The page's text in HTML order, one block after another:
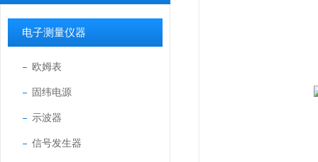
电子测量仪器
欧姆表
固纬电源
示波器
信号发生器